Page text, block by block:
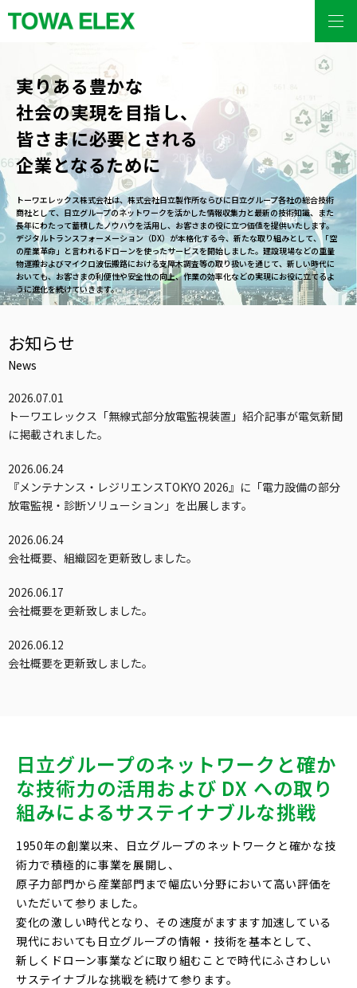
実りある豊かな
社会の実現を目指し、
皆さまに必要とされる
企業となるために
トーワエレックス株式会社は、株式会社日立製作所ならびに日立グループ各社の総合技術
商社として、日立グループのネットワークを活かした情報収集力と最新の技術知識、また
長年にわたって蓄積したノウハウを活用し、お客さまの役に立つ価値を提供いたします。
デジタルトランスフォーメーション（DX）が本格化する今、新たな取り組みとして、「空
の産業革命」と言われるドローンを使ったサービスを開始しました。建設現場などの重量
物運搬およびマイクロ波伝搬路における支障木調査等の取り扱いを通じて、新しい時代に
おいても、お客さまの利便性や安全性の向上、作業の効率化などの実現にお役に立てるよ
うに進化を続けていきます。
お知らせ
News
2026.07.01
トーワエレックス「無線式部分放電監視装置」紹介記事が電気新聞
に掲載されました。
2026.06.24
『メンテナンス・レジリエンスTOKYO 2026』に「電力設備の部分
放電監視・診断ソリューション」を出展します。
2026.06.24
会社概要、組織図を更新致しました。
2026.06.17
会社概要を更新致しました。
2026.06.12
会社概要を更新致しました。
日立グループのネットワークと確か
な技術力の活用および DX への取り
組みによるサステイナブルな挑戦
1950年の創業以来、日立グループのネットワークと確かな技
術力で積極的に事業を展開し、
原子力部門から産業部門まで幅広い分野において高い評価を
いただいて参りました。
変化の激しい時代となり、その速度がますます加速している
現代においても日立グループの情報・技術を基本として、
新しくドローン事業などに取り組むことで時代にふさわしい
サステイナブルな挑戦を続けて参ります。